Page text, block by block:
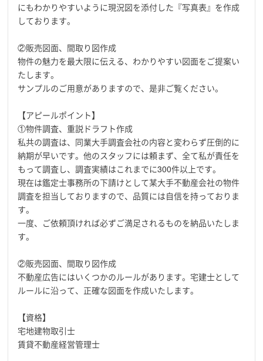
にもわかりやすいように現況図を添付した『写真表』を作成
しております。
②販売図面、間取り図作成
物件の魅力を最大限に伝える、わかりやすい図面をご提案い
たします。
サンプルのご用意がありますので、是非ご覧ください。
【アピールポイント】
①物件調査、重説ドラフト作成
私共の調査は、同業大手調査会社の内容と変わらず圧倒的に
納期が早いです。他のスタッフには頼まず、全て私が責任を
もって調査し、調査実績はこれまでに300件以上です。
現在は鑑定士事務所の下請けとして某大手不動産会社の物件
調査を担当しておりますので、品質には自信を持っておりま
す。
一度、ご依頼頂ければ必ずご満足されるものを納品いたしま
す。
②販売図面、間取り図作成
不動産広告にはいくつかのルールがあります。宅建士として
ルールに沿って、正確な図面を作成いたします。
【資格】
宅地建物取引士
賃貸不動産経営管理士